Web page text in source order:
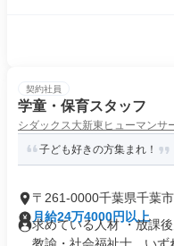
契約社員
学童・保育スタッフ
シダックス大新東ヒューマンサ
子ども好きの方集まれ！
〒261-0000千葉県千葉
月給24万4000円以上
求めている人材 ・放課